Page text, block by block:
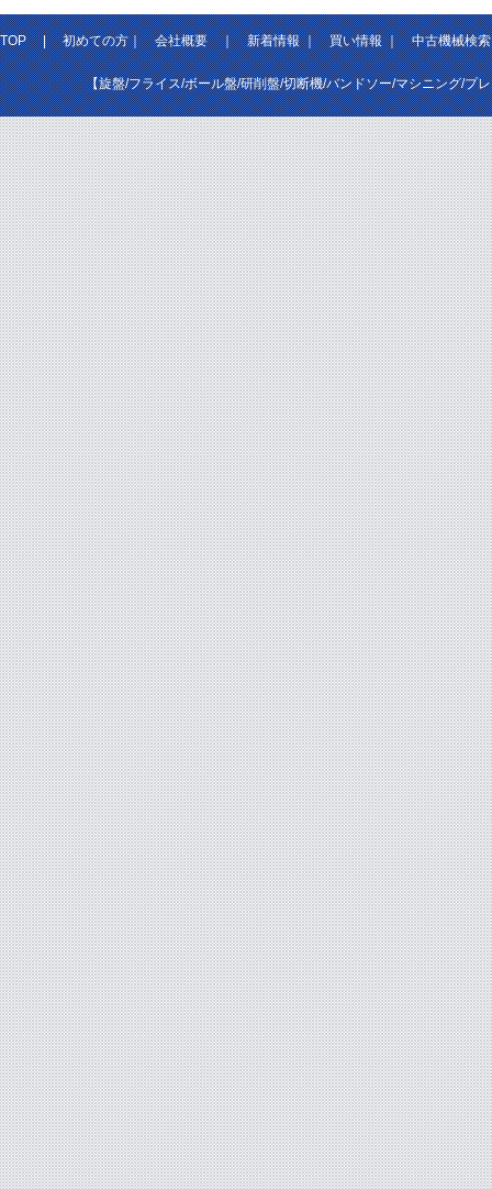
TOP|初めての方｜会社概要｜新着情報｜買い情報｜中古機械検索
【旋盤/フライス/ボール盤/研削盤/切断機/バンドソー/マシニング/プ